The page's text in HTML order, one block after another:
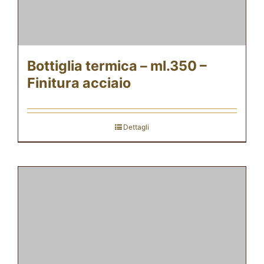
Bottiglia termica – ml.350 –
Finitura acciaio
Dettagli